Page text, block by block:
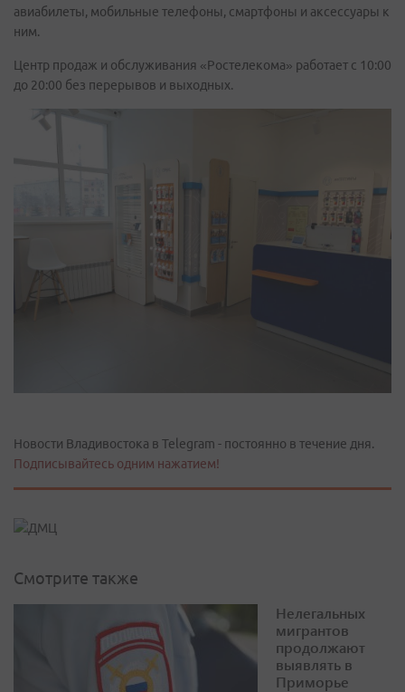
авиабилеты, мобильные телефоны, смартфоны и аксессуары к
ним.
Центр продаж и обслуживания «Ростелекома» работает с 10:00
до 20:00 без перерывов и выходных.
Новости Владивостока в Telegram - постоянно в течение дня.
Подписывайтесь одним нажатием!
Смотрите также
Нелегальных
мигрантов
продолжают
выявлять в
Приморье